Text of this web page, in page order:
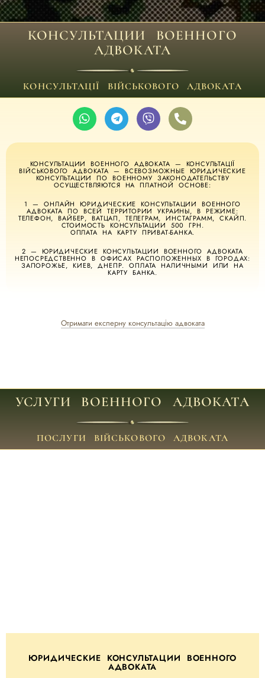
КОНСУЛЬТАЦИИ ВОЕННОГО
АДВОКАТА
КОНСУЛЬТАЦІЇ ВІЙСЬКОВОГО АДВОКАТА
КОНСУЛЬТАЦИИ ВОЕННОГО АДВОКАТА — КОНСУЛЬТАЦІЇ
ВІЙСЬКОВОГО АДВОКАТА — ВСЕВОЗМОЖНЫЕ ЮРИДИЧЕСКИЕ
КОНСУЛЬТАЦИИ ПО ВОЕННОМУ ЗАКОНОДАТЕЛЬСТВУ
ОСУЩЕСТВЛЯЮТСЯ НА ПЛАТНОЙ ОСНОВЕ:
1 — ОНЛАЙН ЮРИДИЧЕСКИЕ КОНСУЛЬТАЦИИ ВОЕННОГО
АДВОКАТА ПО ВСЕЙ ТЕРРИТОРИИ УКРАИНЫ, В РЕЖИМЕ:
ТЕЛЕФОН, ВАЙБЕР, ВАТЦАП, ТЕЛЕГРАМ, ИНСТАГРАММ, СКАЙП.
СТОИМОСТЬ КОНСУЛЬТАЦИИ 500 ГРН.
ОПЛАТА НА КАРТУ ПРИВАТ-БАНКА.
2 — ЮРИДИЧЕСКИЕ КОНСУЛЬТАЦИИ ВОЕННОГО АДВОКАТА
НЕПОСРЕДСТВЕННО В ОФИСАХ РАСПОЛОЖЕННЫХ В ГОРОДАХ:
ЗАПОРОЖЬЕ, КИЕВ, ДНЕПР. ОПЛАТА НАЛИЧНЫМИ ИЛИ НА
КАРТУ БАНКА.
Отримати експерну консультацію адвоката
УСЛУГИ ВОЕННОГО АДВОКАТА
ПОСЛУГИ ВІЙСЬКОВОГО АДВОКАТА
ЮРИДИЧЕСКИЕ КОНСУЛЬТАЦИИ ВОЕННОГО
АДВОКАТА